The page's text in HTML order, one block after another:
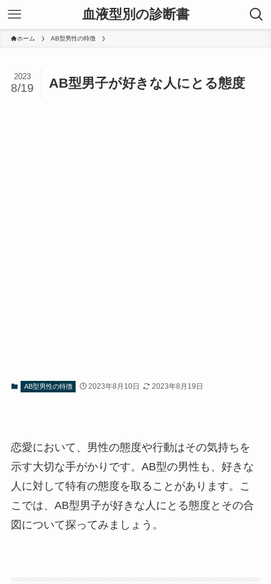
血液型別の診断書
ホーム AB型男性の特徴
AB型男子が好きな人にとる態度
2023
8/19
AB型男性の特徴 2023年8月10日 2023年8月19日
恋愛において、男性の態度や行動はその気持ちを
示す大切な手がかりです。AB型の男性も、好きな
人に対して特有の態度を取ることがあります。こ
こでは、AB型男子が好きな人にとる態度とその合
図について探ってみましょう。